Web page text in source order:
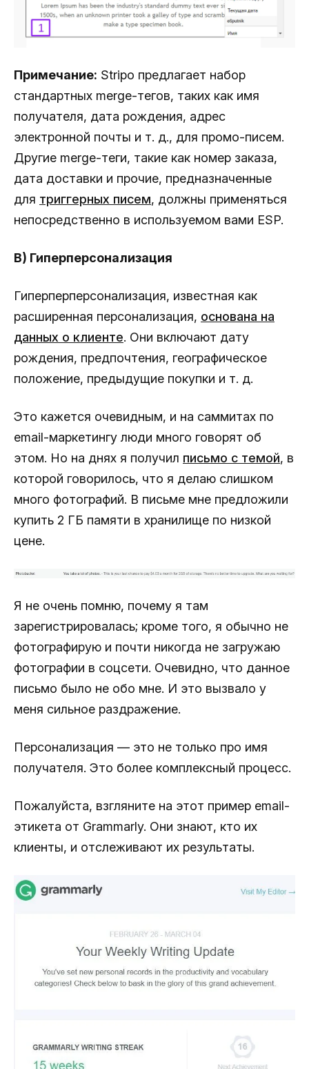
Примечание: Stripo предлагает набор
стандартных merge-тегов, таких как имя
получателя, дата рождения, адрес
электронной почты и т. д., для промо-писем.
Другие merge-теги, такие как номер заказа,
дата доставки и прочие, предназначенные
для триггерных писем, должны применяться
непосредственно в используемом вами ESP.
B) Гиперперсонализация
Гиперперперсонализация, известная как
расширенная персонализация, основана на
данных о клиенте. Они включают дату
рождения, предпочтения, географическое
положение, предыдущие покупки и т. д.
Это кажется очевидным, и на саммитах по
email-маркетингу люди много говорят об
этом. Но на днях я получил письмо с темой, в
которой говорилось, что я делаю слишком
много фотографий. В письме мне предложили
купить 2 ГБ памяти в хранилище по низкой
цене.
Я не очень помню, почему я там
зарегистрировалась; кроме того, я обычно не
фотографирую и почти никогда не загружаю
фотографии в соцсети. Очевидно, что данное
письмо было не обо мне. И это вызвало у
меня сильное раздражение.
Персонализация — это не только про имя
получателя. Это более комплексный процесс.
Пожалуйста, взгляните на этот пример email-
этикета от Grammarly. Они знают, кто их
клиенты, и отслеживают их результаты.